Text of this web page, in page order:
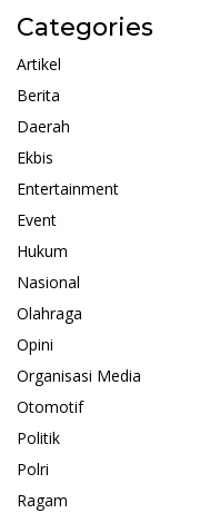
Categories
Artikel
Berita
Daerah
Ekbis
Entertainment
Event
Hukum
Nasional
Olahraga
Opini
Organisasi Media
Otomotif
Politik
Polri
Ragam